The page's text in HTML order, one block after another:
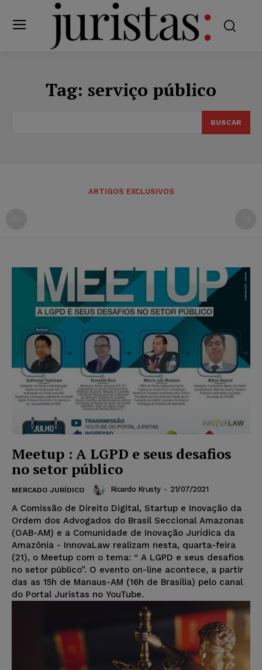
Tag: serviço público
BUSCAR
ARTIGOS EXCLUSIVOS
Meetup : A LGPD e seus desafios
no setor público
MERCADO JURÍDICO Ricardo Krusty - 21/07/2021
A Comissão de Direito Digital, Startup e Inovação da
Ordem dos Advogados do Brasil Seccional Amazonas
(OAB-AM) e a Comunidade de Inovação Jurídica da
Amazônia - InnovaLaw realizam nesta, quarta-feira
(21), o Meetup com o tema: “ A LGPD e seus desafios
no setor público”. O evento on-line acontece, a partir
das as 15h de Manaus-AM (16h de Brasília) pelo canal
do Portal Juristas no YouTube.